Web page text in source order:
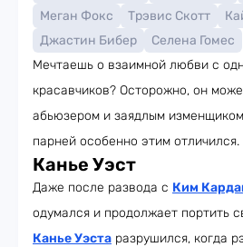
Меган Фокс
Трэвис Скотт
Джастин Бибер
Селена Гомес
Мечтаешь о взаимной любви с
красавчиков? Осторожно, он
абьюзером и заядлым
парней особенно этим отличился.
Канье Уэст
Даже после развода с Ким
одумался и продолжает портить
Канье Уэста разрушился, когда